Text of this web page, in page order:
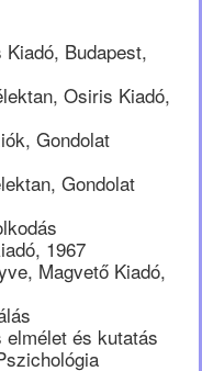
Budapest,
Osiris Kiadó,
Gondolat
Gondolat
1967
Magvető Kiadó,
és kutatás